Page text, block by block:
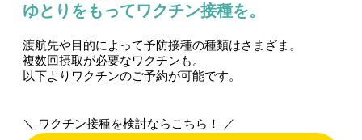
ゆとりをもってワクチン接種を。
渡航先や目的によって予防接種の種類はさまざま。
複数回摂取が必要なワクチンも。
以下よりワクチンのご予約が可能です。
＼ ワクチン接種を検討ならこちら！ ／